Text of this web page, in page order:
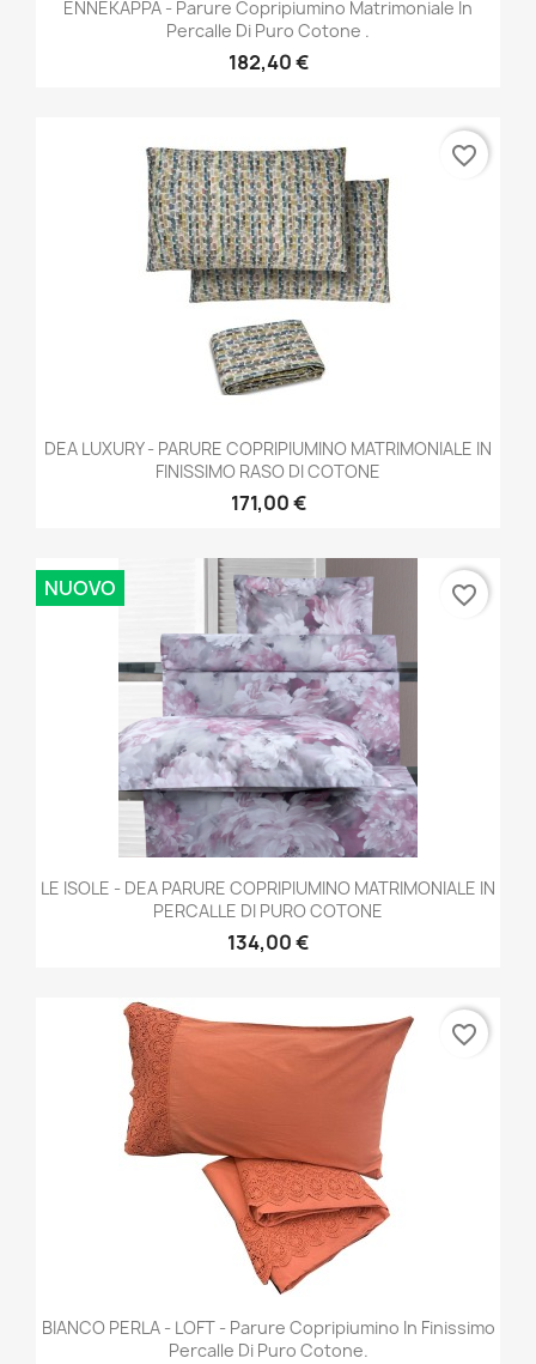
ENNEKAPPA - Parure Copripiumino Matrimoniale In
Percalle Di Puro Cotone .
182,40 €
DEA LUXURY - PARURE COPRIPIUMINO MATRIMONIALE IN
FINISSIMO RASO DI COTONE
171,00 €
favorite_border
LE ISOLE - DEA PARURE COPRIPIUMINO MATRIMONIALE IN
PERCALLE DI PURO COTONE
134,00 €
NUOVO favorite_border
BIANCO PERLA - LOFT - Parure Copripiumino In Finissimo
Percalle Di Puro Cotone.
favorite_border